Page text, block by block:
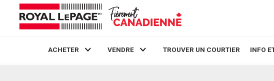
ACHETER VENDRE TROUVER UN COURTIER INFO